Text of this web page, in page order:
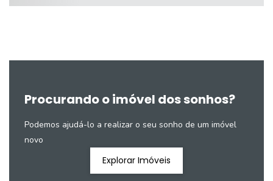
Procurando o imóvel dos sonhos?
Podemos ajudá-lo a realizar o seu sonho de um imóvel
novo
Explorar Imóveis